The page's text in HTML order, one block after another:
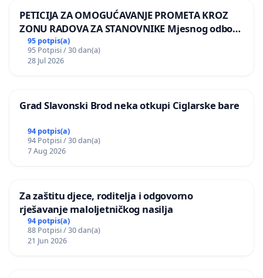
PETICIJA ZA OMOGUĆAVANJE PROMETA KROZ
ZONU RADOVA ZA STANOVNIKE Mjesnog odbora
Kamensko i Lemić Brdo
95 potpis(a)
95 Potpisi / 30 dan(a)
28 Jul 2026
Grad Slavonski Brod neka otkupi Ciglarske bare
94 potpis(a)
94 Potpisi / 30 dan(a)
7 Aug 2026
Za zaštitu djece, roditelja i odgovorno
rješavanje maloljetničkog nasilja
94 potpis(a)
88 Potpisi / 30 dan(a)
21 Jun 2026